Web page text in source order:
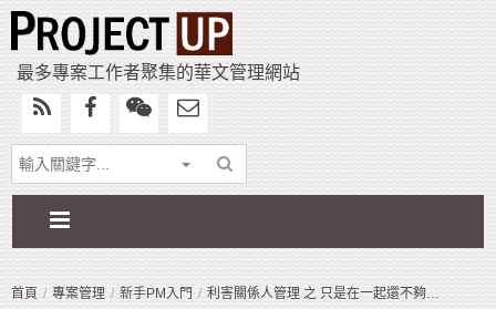
最多專案工作者聚集的華文管理網站
首頁 專案管理 新手PM入門 利害關係人管理 之 只是在一起還不夠…